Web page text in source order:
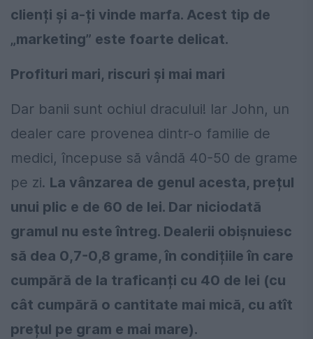
clienți și a-ți vinde marfa. Acest tip de
„marketing” este foarte delicat.
Profituri mari, riscuri și mai mari
Dar banii sunt ochiul dracului! Iar John, un
dealer care provenea dintr-o familie de
medici, începuse să vândă 40-50 de grame
pe zi. La vânzarea de genul acesta, prețul
unui plic e de 60 de lei. Dar niciodată
gramul nu este întreg. Dealerii obișnuiesc
să dea 0,7-0,8 grame, în condițiile în care
cumpără de la traficanți cu 40 de lei (cu
cât cumpără o cantitate mai mică, cu atît
prețul pe gram e mai mare).